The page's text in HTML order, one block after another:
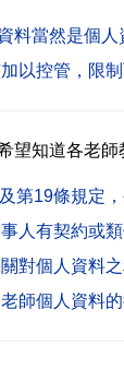
料當然是個
以控管，限
望知道各老
第19條規定
人有契約或
對個人資料
師個人資料